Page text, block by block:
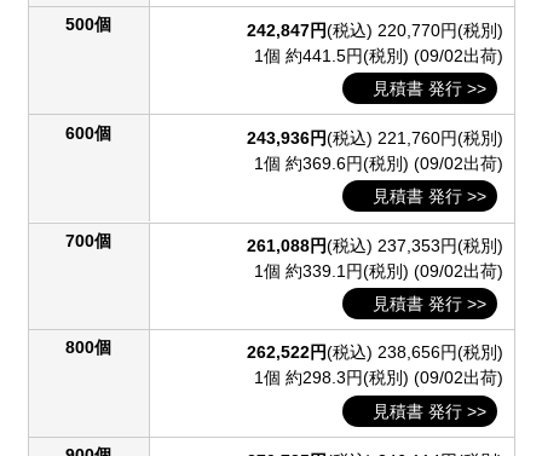
500個 242,847円(税込) 220,770円(税別)
1個 約441.5円(税別) (09/02出荷)
見積書 発行 >>
600個 243,936円(税込) 221,760円(税別)
1個 約369.6円(税別) (09/02出荷)
見積書 発行 >>
700個 261,088円(税込) 237,353円(税別)
1個 約339.1円(税別) (09/02出荷)
見積書 発行 >>
800個 262,522円(税込) 238,656円(税別)
1個 約298.3円(税別) (09/02出荷)
見積書 発行 >>